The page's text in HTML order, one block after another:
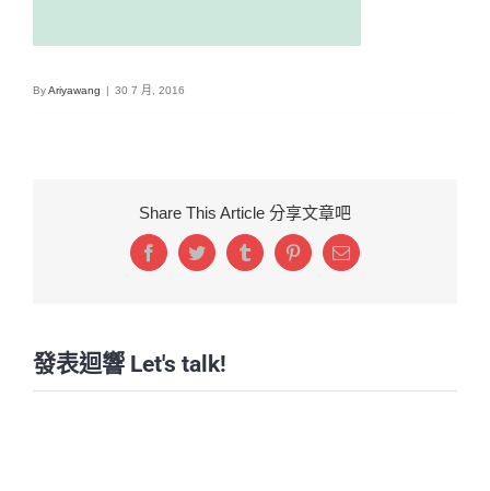
ByAriyawang | 30 7 月, 2016
Share This Article 分享文章吧
FacebookTwitterTumblrPinterestEmail:
發表迴響 Let's talk!